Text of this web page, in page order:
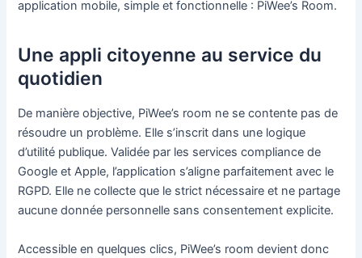
application mobile, simple et fonctionnelle : PiWee’s Room.
Une appli citoyenne au service du
quotidien
De manière objective, PiWee’s room ne se contente pas de
résoudre un problème. Elle s’inscrit dans une logique
d’utilité publique. Validée par les services compliance de
Google et Apple, l’application s’aligne parfaitement avec le
RGPD. Elle ne collecte que le strict nécessaire et ne partage
aucune donnée personnelle sans consentement explicite.
Accessible en quelques clics, PiWee’s room devient donc